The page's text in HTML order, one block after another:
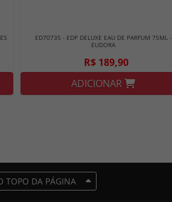
ED70735 - EDP DELUXE EAU DE PARFUM 75ML -
EUDORA
R$ 189,90
ADICIONAR
TOPO DA PÁGINA